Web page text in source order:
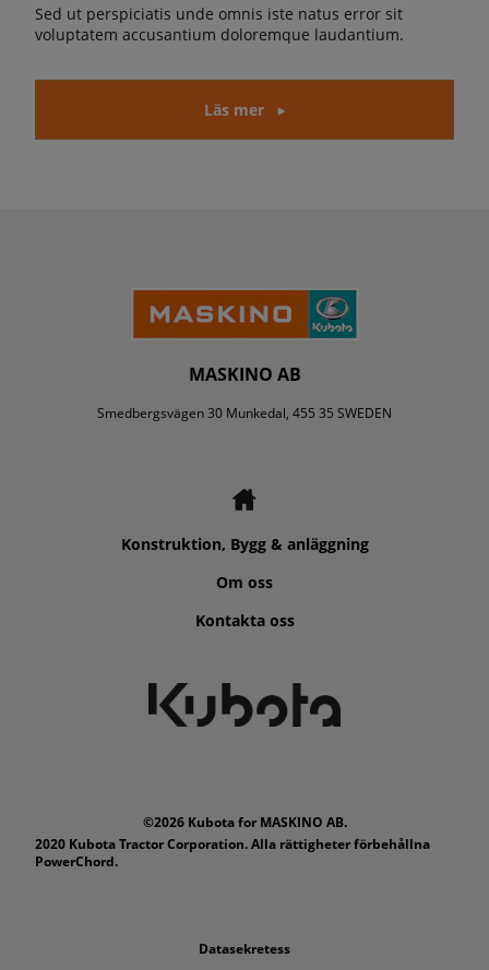
Sed ut perspiciatis unde omnis iste natus error sit
voluptatem accusantium doloremque laudantium.
Läs mer
MASKINO AB
Smedbergsvägen 30 Munkedal, 455 35 SWEDEN
Konstruktion, Bygg & anläggning
Om oss
Kontakta oss
©2026 Kubota for MASKINO AB.
2020 Kubota Tractor Corporation. Alla rättigheter förbehållna
PowerChord.
Datasekretess